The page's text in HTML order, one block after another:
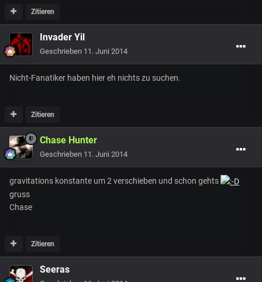
Zitieren
Invader Yil
Geschrieben 11. Juni 2014
Nicht-Fanatiker haben hier eh nichts zu suchen.
Zitieren
Chase Hunter
Geschrieben 11. Juni 2014
gravitations konstante um 2 verschieben und schon gehts
gruss
Chase
Zitieren
Seeras